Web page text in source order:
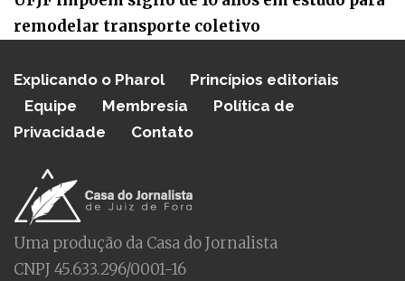
remodelar transporte coletivo
Explicando o Pharol
Princípios editoriais
Equipe
Membresia
Política de
Privacidade
Contato
Uma produção da Casa do Jornalista
CNPJ 45.633.296/0001-16